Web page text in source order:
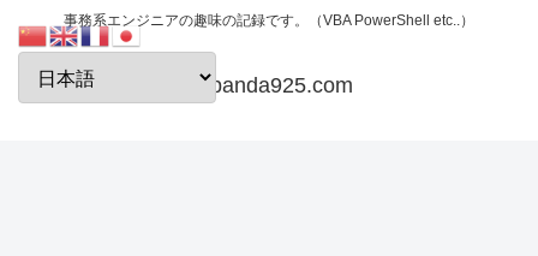
事務系エンジニアの趣味の記録です。（VBA PowerShell etc..）
papanda925.com